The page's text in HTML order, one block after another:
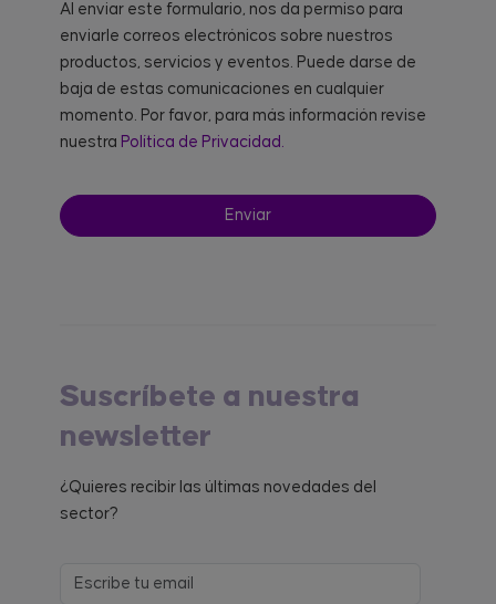
Al enviar este formulario, nos da permiso para
enviarle correos electrónicos sobre nuestros
productos, servicios y eventos. Puede darse de
baja de estas comunicaciones en cualquier
momento. Por favor, para más información revise
nuestra Política de Privacidad.
Suscríbete a nuestra
newsletter
¿Quieres recibir las últimas novedades del
sector?